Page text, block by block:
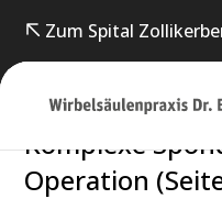
Zum Spital
Komplexe
Opera­tion